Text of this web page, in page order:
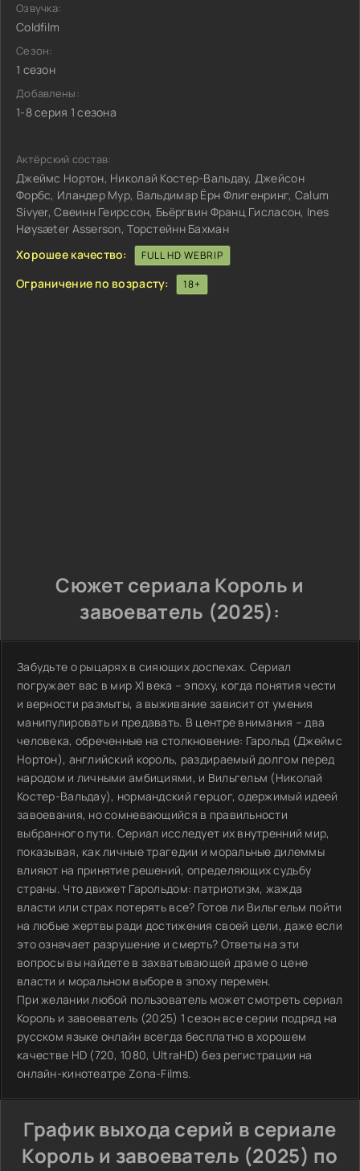
Озвучка:
Coldfilm
Сезон:
1 сезон
Добавлены:
1-8 серия 1 сезона
Актёрский состав:
Джеймс Нортон, Николай Костер-Вальдау, Джейсон
Форбс, Иландер Мур, Вальдимар Ёрн Флигенринг, Calum
Sivyer, Свеинн Геирссон, Бьёргвин Франц Гисласон, Ines
Høysæter Asserson, Торстейнн Бахман
Хорошее качество:
FULL HD WEBRIP
Ограничение по возрасту: 18+
Сюжет сериала Король и
завоеватель (2025):
Забудьте о рыцарях в сияющих доспехах. Сериал
погружает вас в мир XI века – эпоху, когда понятия чести
и верности размыты, а выживание зависит от умения
манипулировать и предавать. В центре внимания – два
человека, обреченные на столкновение: Гарольд (Джеймс
Нортон), английский король, раздираемый долгом перед
народом и личными амбициями, и Вильгельм (Николай
Костер-Вальдау), нормандский герцог, одержимый идеей
завоевания, но сомневающийся в правильности
выбранного пути. Сериал исследует их внутренний мир,
показывая, как личные трагедии и моральные дилеммы
влияют на принятие решений, определяющих судьбу
страны. Что движет Гарольдом: патриотизм, жажда
власти или страх потерять все? Готов ли Вильгельм пойти
на любые жертвы ради достижения своей цели, даже если
это означает разрушение и смерть? Ответы на эти
вопросы вы найдете в захватывающей драме о цене
власти и моральном выборе в эпоху перемен.
При желании любой пользователь может смотреть сериал
Король и завоеватель (2025) 1 сезон все серии подряд на
русском языке онлайн всегда бесплатно в хорошем
качестве HD (720, 1080, UltraHD) без регистрации на
онлайн-кинотеатре Zona-Films.
График выхода серий в сериале
Король и завоеватель (2025) по